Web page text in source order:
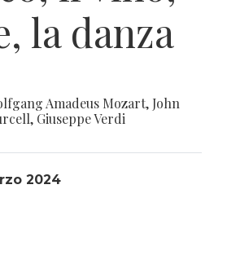
la danza
Amadeus Mozart, John
Giuseppe Verdi
2024